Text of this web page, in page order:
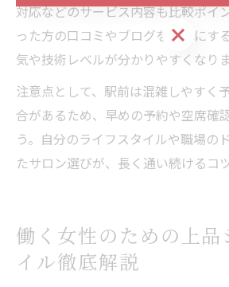
対応などのサービス内容も比較ポイ
った方の口コミやブログを参考にす
気や技術レベルが分かりやすくなりま
注意点として、駅前は混雑しやすく
合があるため、早めの予約や空席確
う。自分のライフスタイルや職場の
たサロン選びが、長く通い続けるコツ
働く女性のための上品
イル徹底解説
ご予約はこちら